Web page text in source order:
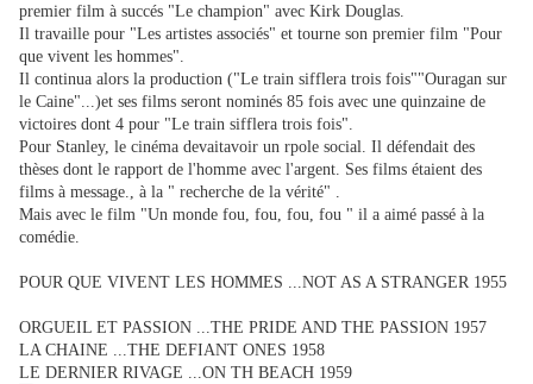
premier film à succés "Le champion" avec Kirk Douglas.
Il travaille pour "Les artistes associés" et tourne son premier film "Pour
que vivent les hommes".
Il continua alors la production ("Le train sifflera trois fois""Ouragan sur
le Caine"...)et ses films seront nominés 85 fois avec une quinzaine de
victoires dont 4 pour "Le train sifflera trois fois".
Pour Stanley, le cinéma devaitavoir un rpole social. Il défendait des
thèses dont le rapport de l'homme avec l'argent. Ses films étaient des
films à message., à la " recherche de la vérité" .
Mais avec le film "Un monde fou, fou, fou, fou " il a aimé passé à la
comédie.
POUR QUE VIVENT LES HOMMES ...NOT AS A STRANGER 1955
ORGUEIL ET PASSION ...THE PRIDE AND THE PASSION 1957
LA CHAINE ...THE DEFIANT ONES 1958
LE DERNIER RIVAGE ...ON TH BEACH 1959